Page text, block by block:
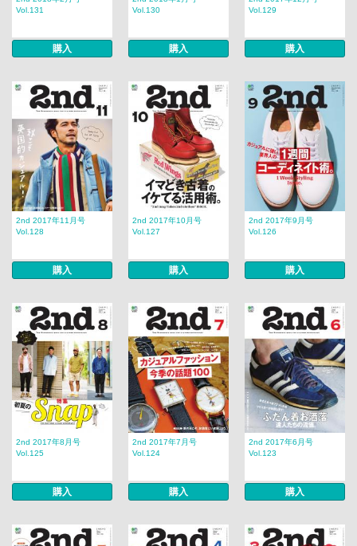
Vol.131
購入
Vol.130
購入
Vol.129
購入
2nd 2017年11月号
Vol.128
購入
2nd 2017年10月号
Vol.127
購入
2nd 2017年9月号
Vol.126
購入
2nd 2017年8月号
Vol.125
購入
2nd 2017年7月号
Vol.124
購入
2nd 2017年6月号
Vol.123
購入